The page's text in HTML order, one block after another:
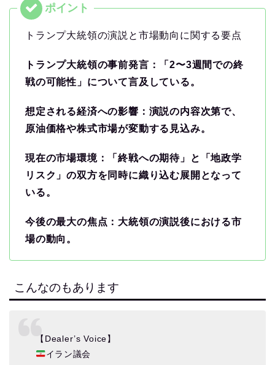
トランプ大統領の演説と市場動向に関する要点
トランプ大統領の事前発言：「2〜3週間での終
戦の可能性」について言及している。
想定される経済への影響：演説の内容次第で、
原油価格や株式市場が変動する見込み。
現在の市場環境：「終戦への期待」と「地政学
リスク」の双方を同時に織り込む展開となって
いる。
今後の最大の焦点：大統領の演説後における市
場の動向。
こんなのもあります
【Dealer’s Voice】
イラン議会